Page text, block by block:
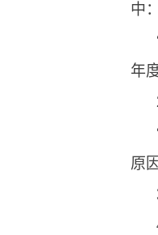
中：
年
原